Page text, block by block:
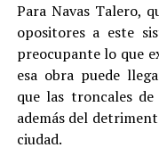
Para Navas Talero,
opositores a este
preocupante lo que
esa obra puede
que las troncales
además del
ciudad.